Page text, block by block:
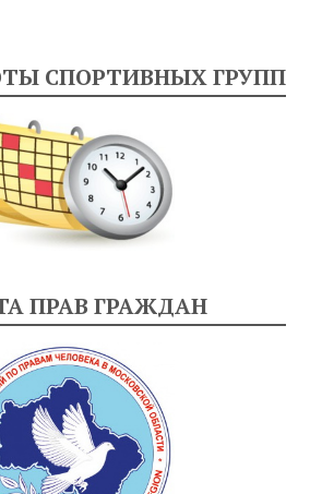
СПОРТИВНЫХ ГРУПП
ПРАВ ГРАЖДАН